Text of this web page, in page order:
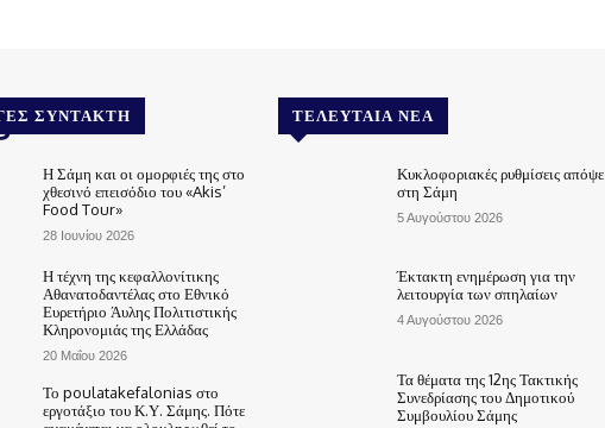
ΣΥΝΤΆΚΤΗ
Η Σάμη και οι ομορφιές της στο
χθεσινό επεισόδιο του «Akis’
Food Tour»
28 Ιουνίου 2026
Η τέχνη της κεφαλλονίτικης
Αθανατοδαντέλας στο Εθνικό
Ευρετήριο Άυλης Πολιτιστικής
Κληρονομιάς της Ελλάδας
20 Μαΐου 2026
Το poulatakefalonias στο
εργοτάξιο του Κ.Υ. Σάμης. Πότε
ΤΕΛΕΥΤΑΊΑ ΝΈΑ
Κυκλοφοριακές ρυθμίσεις απόψε
στη Σάμη
5 Αυγούστου 2026
Έκτακτη ενημέρωση για την
λειτουργία των σπηλαίων
4 Αυγούστου 2026
Τα θέματα της 12ης Τακτικής
Συνεδρίασης του Δημοτικού
Συμβουλίου Σάμης